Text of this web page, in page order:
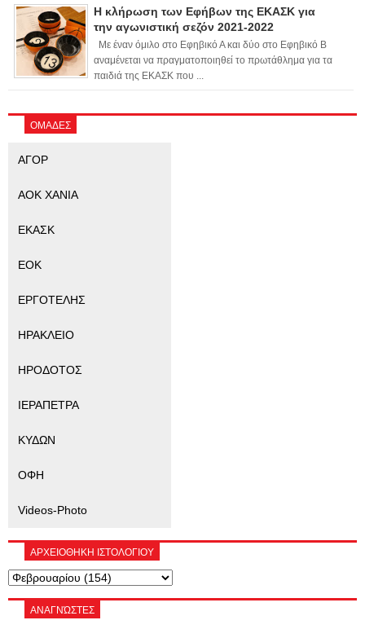
Η κλήρωση των Εφήβων της ΕΚΑΣΚ για
την αγωνιστική σεζόν 2021-2022
Με έναν όμιλο στο Εφηβικό Α και δύο στο Εφηβικό Β
αναμένεται να πραγματοποιηθεί το πρωτάθλημα για τα
παιδιά της ΕΚΑΣΚ που ...
ΟΜΑΔΕΣ
ΑΓΟΡ
ΑΟΚ ΧΑΝΙΑ
ΕΚΑΣΚ
ΕΟΚ
ΕΡΓΟΤΕΛΗΣ
ΗΡΑΚΛΕΙΟ
ΗΡΟΔΟΤΟΣ
ΙΕΡΑΠΕΤΡΑ
ΚΥΔΩΝ
ΟΦΗ
Videos-Photo
ΑΡΧΕΙΟΘΗΚΗ ΙΣΤΟΛΟΓΙΟΥ
ΑΝΑΓΝΏΣΤΕΣ